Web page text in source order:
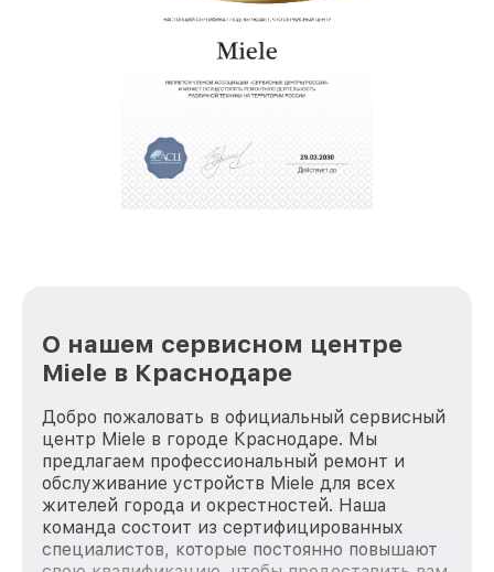
О нашем сервисном центре
Miele в Краснодаре
Добро пожаловать в официальный сервисный
центр Miele в городе Краснодаре. Мы
предлагаем профессиональный ремонт и
обслуживание устройств Miele для всех
жителей города и окрестностей. Наша
команда состоит из сертифицированных
специалистов, которые постоянно повышают